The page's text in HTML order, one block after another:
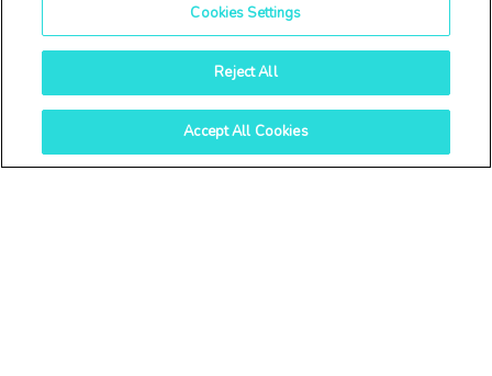
Cookies Settings
Reject All
Accept All Cookies